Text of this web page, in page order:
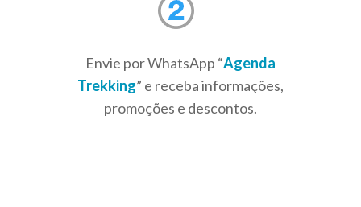
Envie por WhatsApp “Agenda
Trekking” e receba informações,
promoções e descontos.